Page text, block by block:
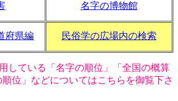
名字の博物館
府県編 民俗学の広場内の検索
している「名字の順位」「全国の概算
位」などについてはこちらを御覧下さ